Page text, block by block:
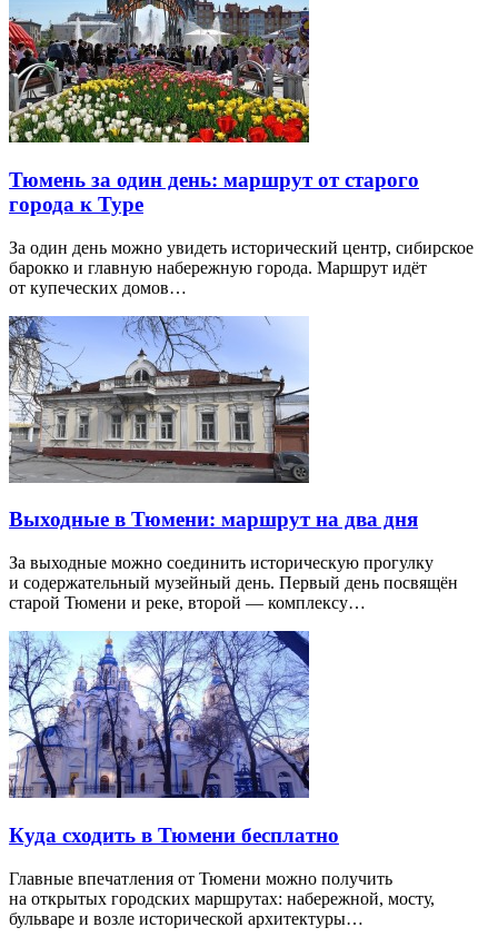
Тюмень за один день: маршрут от старого
города к Туре
За один день можно увидеть исторический центр, сибирское
барокко и главную набережную города. Маршрут идёт
от купеческих домов…
Выходные в Тюмени: маршрут на два дня
За выходные можно соединить историческую прогулку
и содержательный музейный день. Первый день посвящён
старой Тюмени и реке, второй — комплексу…
Куда сходить в Тюмени бесплатно
Главные впечатления от Тюмени можно получить
на открытых городских маршрутах: набережной, мосту,
бульваре и возле исторической архитектуры…